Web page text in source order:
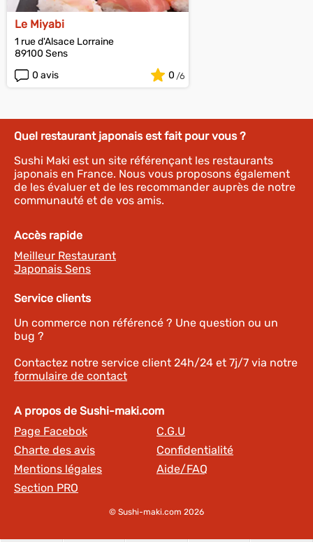
Le Miyabi
1 rue d'Alsace Lorraine
89100 Sens
0 avis
0
Quel restaurant japonais est fait pour vous ?
Sushi Maki est un site référençant les restaurants
japonais en France. Nous vous proposons également
de les évaluer et de les recommander auprès de notre
communauté et de vos amis.
Accès rapide
Meilleur Restaurant
Japonais Sens
Service clients
Un commerce non référencé ? Une question ou un
bug ?
Contactez notre service client 24h/24 et 7j/7 via notre
formulaire de contact
A propos de Sushi-maki.com
Page Facebok
C.G.U
Charte des avis
Confidentialité
Mentions légales
Aide/FAQ
Section PRO
© Sushi-maki.com 2026